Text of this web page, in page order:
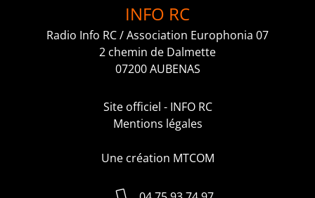
INFO RC
Radio Info RC / Association Europhonia 07
2 chemin de Dalmette
07200 AUBENAS
Site officiel - INFO RC
Mentions légales
Une création MTCOM